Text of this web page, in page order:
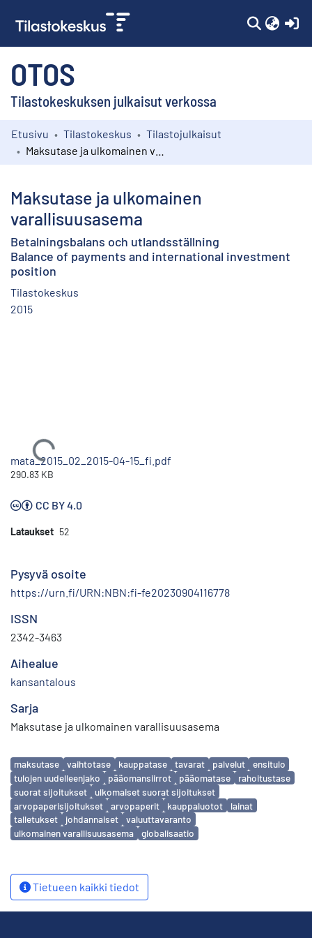
OTOS
Tilastokeskuksen julkaisut verkossa
Kokoelmat
Etusivu Tilastokeskus
Tilastojulkaisut
Maksutase ja ulkomainen
varallisuusasema
Betalningsbalans och utlandsställning
Balance of payments and international investment
position
Tilastokeskus
2015
Ladataan...
mata_2015_02_2015-04-15_fi.pdf
290.83 KB
CC BY 4.0
Lataukset 52
Pysyvä osoite
https://urn.fi/URN:NBN:fi-fe20230904116778
ISSN
2342-3463
Aihealue
kansantalous
Sarja
Maksutase ja ulkomainen varallisuusasema
Avainsanat
maksutase vaihtotase kauppatase tavarat palvelut
ensitulo
tulojen uudelleenjako
pääomansiirrot pääomatase
rahoitustase
suorat sijoitukset
ulkomaiset suorat sijoitukset
arvopaperisijoitukset
arvopaperit kauppaluotot
lainat
talletukset
johdannaiset
valuuttavaranto
ulkomainen varallisuusasema
globalisaatio
Tietueen kaikki tiedot